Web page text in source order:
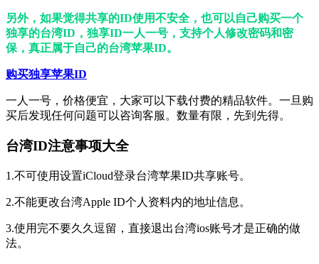
另外，如果觉得共享的ID使用不安全，也可以自己购买一个
独享的台湾ID，独享ID一人一号，支持个人修改密码和密
保，真正属于自己的台湾苹果ID。
购买独享苹果ID
一人一号，价格便宜，大家可以下载付费的精品软件。一旦购
买后发现任何问题可以咨询客服。数量有限，先到先得。
台湾ID注意事项大全
1.不可使用设置iCloud登录台湾苹果ID共享账号。
2.不能更改台湾Apple ID个人资料内的地址信息。
3.使用完不要久久逗留，直接退出台湾ios账号才是正确的做
法。